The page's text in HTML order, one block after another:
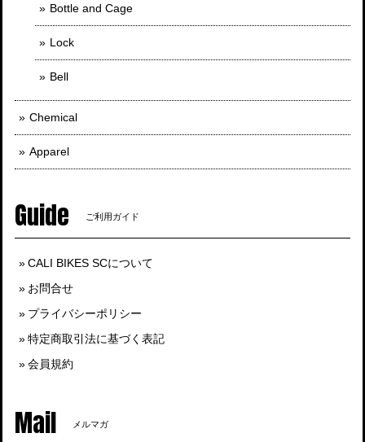
Bottle and Cage
Lock
Bell
Chemical
Apparel
Guide ご利用ガイド
CALI BIKES SCについて
お問合せ
プライバシーポリシー
特定商取引法に基づく表記
会員規約
Mail メルマガ